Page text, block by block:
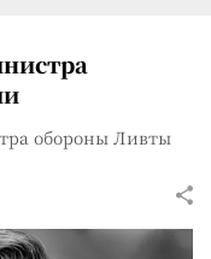
обороны Ливты